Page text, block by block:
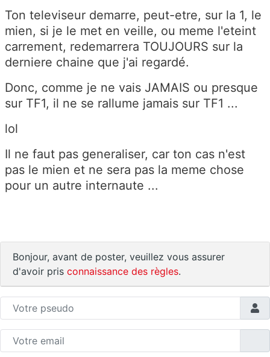
Ton televiseur demarre, peut-etre, sur la 1, le
mien, si je le met en veille, ou meme l'eteint
carrement, redemarrera TOUJOURS sur la
derniere chaine que j'ai regardé.
Donc, comme je ne vais JAMAIS ou presque
sur TF1, il ne se rallume jamais sur TF1 ...
lol
Il ne faut pas generaliser, car ton cas n'est
pas le mien et ne sera pas la meme chose
pour un autre internaute ...
Bonjour, avant de poster, veuillez vous assurer
d'avoir pris connaissance des règles.